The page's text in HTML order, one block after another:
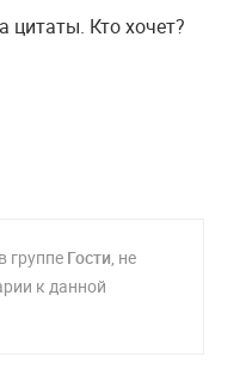
цитаты. Кто хочет?
группе Гости, не
к данной